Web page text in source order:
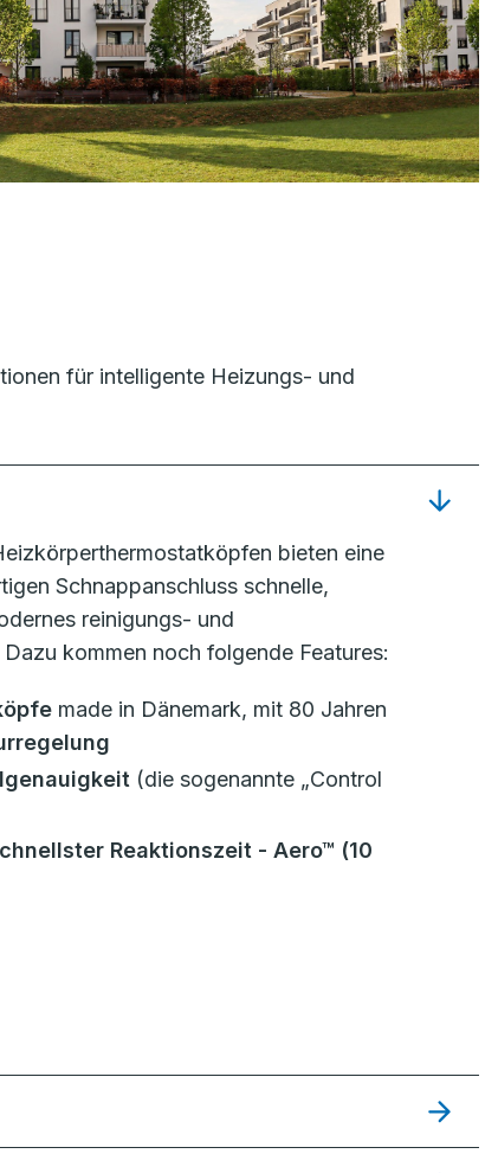
für intelligente Heizungs- und
bieten eine
Schnappanschluss schnelle,
reinigungs- und
kommen noch folgende Features:
made in Dänemark, mit 80 Jahren
(die sogenannte „Control
Reaktionszeit - Aero™ (10